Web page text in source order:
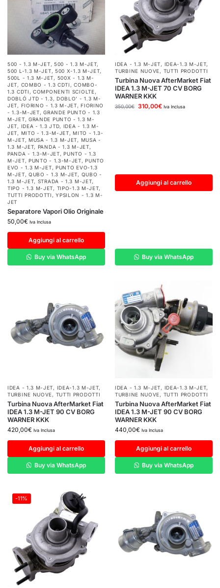
500 - 1.3 M-JET, 500 - 1.3 M-JET,
500 L-1.3 M-JET, 500 X-1.3 M-JET,
500L - 1.3 M-JET, 500X - 1.3 M-
JET, COMBO - 1.3 CDTI ,COMBO-
1.3 CDTI ,COMPONENTI SCIOLTE,
DOBLÓ JTD - 1.3, DOBLO' - 1.3 M-
JET, FIORINO - 1.3 M-JET,FIORINO
- 1.3-M-JET,GRANDE PUNTO - 1.3
M-JET, GRANDE PUNTO - 1.3 M-
JET, IDEA - 1.3 JTD, IDEA - 1.3 M-
JET, MITO - 1.3-M-JET,MITO - 1.3-
M-JET, MUSA - 1.3 M-JET, MUSA -
1.3 M-JET, PANDA - 1.3 M-JET,
PANDA - 1.3-M-JET,PUNTO - 1.3
M-JET, PUNTO - 1.3-M-JET,PUNTO
EVO - 1.3 M-JET, PUNTO EVO-1.3
M-JET, QUBO - 1.3 M-JET, QUBO -
1.3 M-JET, STRADA - 1.3 M-JET,
TIPO - 1.3 M-JET, TIPO-1.3 M-JET,
TUTTI PRODOTTI ,YPSILON - 1.3 M-
JET
Separatore Vapori Olio Originale
50,00€ Iva Inclusa
Aggiungi al carrello
Buy via WhatsApp
IDEA - 1.3 M-JET, IDEA-1.3 M-JET,
TURBINE NUOVE, TUTTI PRODOTTI
Turbina Nuova AfterMarket Fiat
IDEA 1.3 M-JET 70 CV BORG
WARNER KKK
350,00€ 310,00€ Iva Inclusa
Aggiungi al carrello
Buy via WhatsApp
IDEA - 1.3 M-JET, IDEA-1.3 M-JET,
TURBINE NUOVE, TUTTI PRODOTTI
Turbina Nuova AfterMarket Fiat
IDEA 1.3 M-JET 90 CV BORG
WARNER KKK
420,00€ Iva Inclusa
Aggiungi al carrello
Buy via WhatsApp
IDEA - 1.3 M-JET, IDEA-1.3 M-JET,
TURBINE NUOVE, TUTTI PRODOTTI
Turbina Nuova AfterMarket Fiat
IDEA 1.3 M-JET 90 CV BORG
WARNER KKK
440,00€ Iva Inclusa
Aggiungi al carrello
Buy via WhatsApp
-11%